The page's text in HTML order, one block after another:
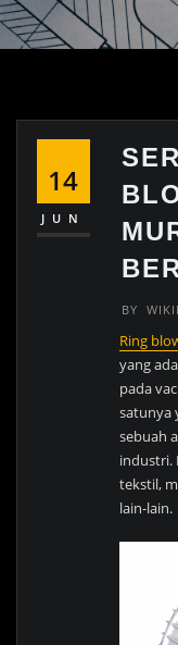
14
JUN
BY
Ring
yang
pada
satunya
sebuah
industri.
tekstil,
lain-lain.